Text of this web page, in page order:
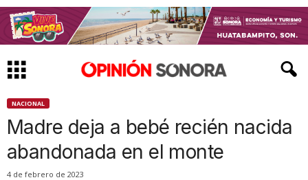
NACIONAL
Madre deja a bebé recién nacida
abandonada en el monte
4 de febrero de 2023